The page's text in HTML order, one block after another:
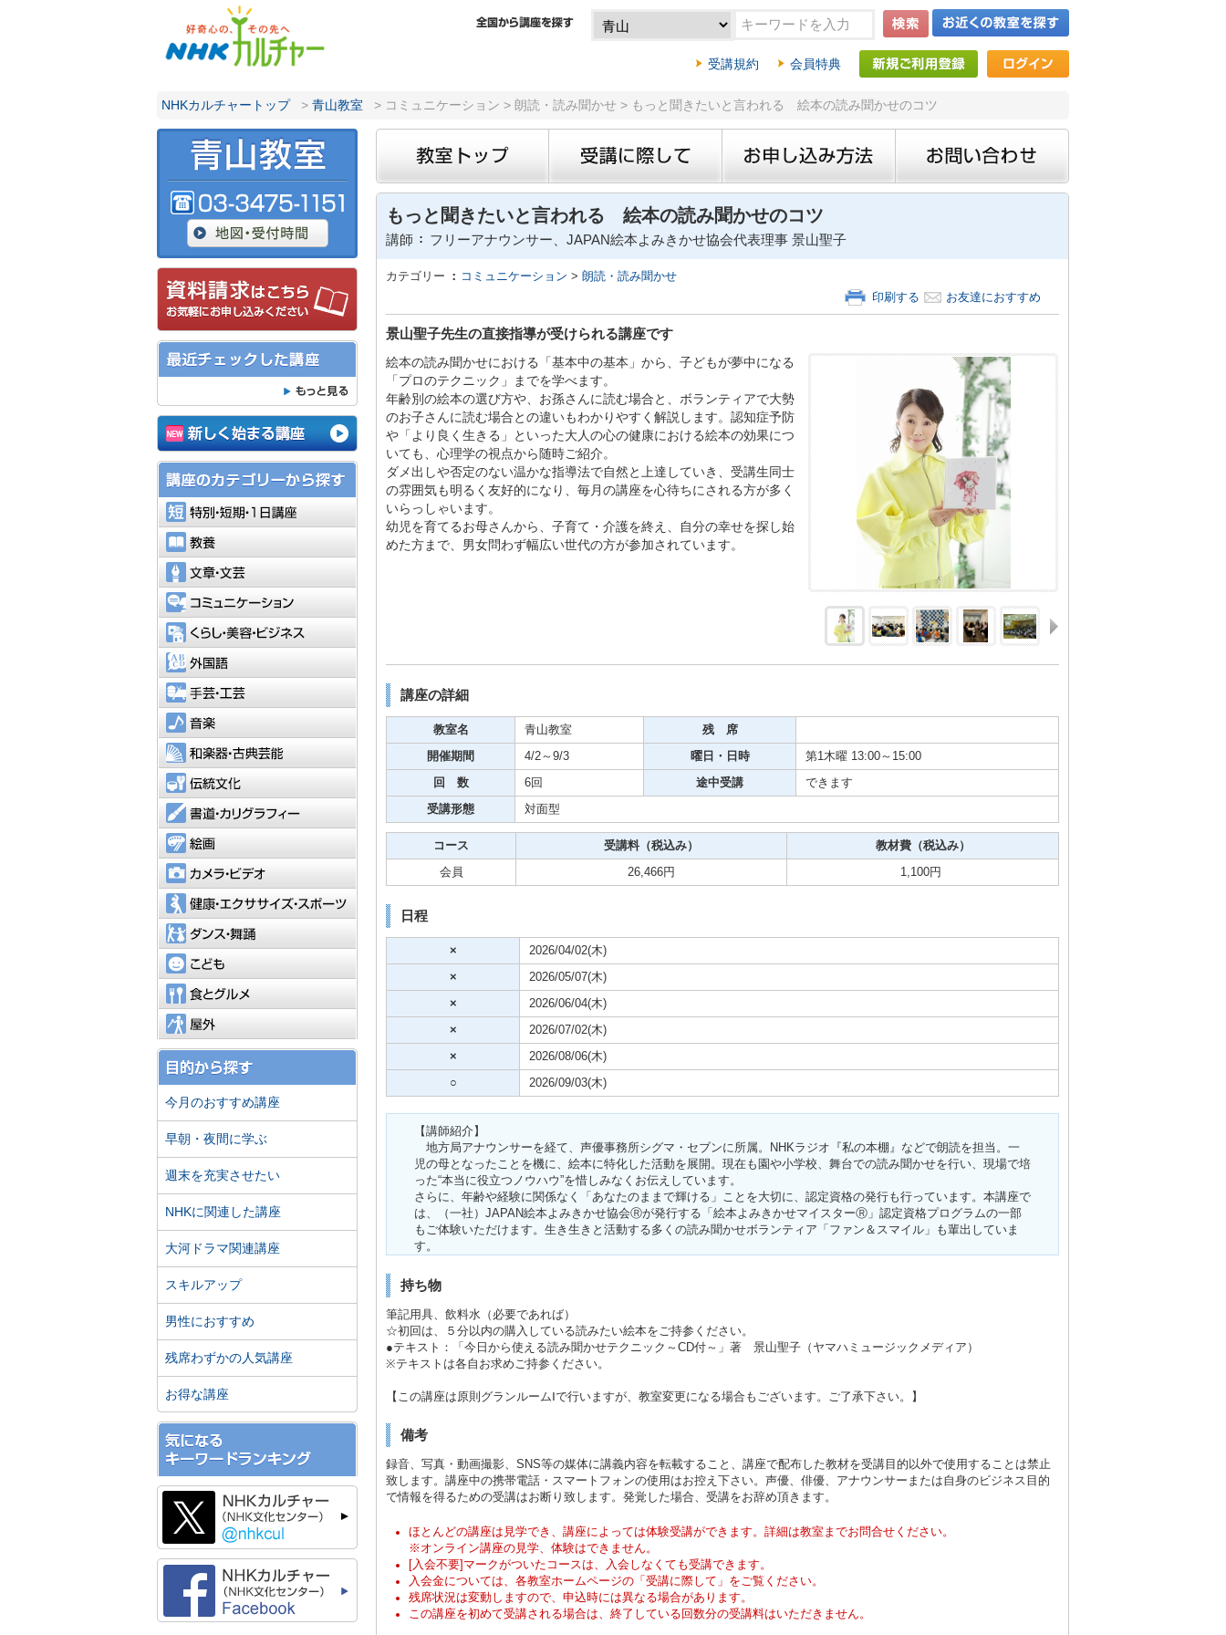
受講規約 会員特典
NHKカルチャートップ > 青山教室 > コミュニケーション > 朗読・読み聞かせ > もっと聞きたいと言われる 絵本の読み聞かせのコツ
もっと聞きたいと言われる 絵本の読み聞かせのコツ
講師 フリーアナウンサー、JAPAN絵本よみきかせ協会代表理事 景山聖子
カテゴリー コミュニケーション > 朗読・読み聞かせ
印刷する
お友達におすすめ
景山聖子先生の直接指導が受けられる講座です
絵本の読み聞かせにおける「基本中の基本」から、子どもが夢中になる
「プロのテクニック」までを学べます。
年齢別の絵本の選び方や、お孫さんに読む場合と、ボランティアで大勢
のお子さんに読む場合との違いもわかりやすく解説します。認知症予防
や「より良く生きる」といった大人の心の健康における絵本の効果につ
いても、心理学の視点から随時ご紹介。
ダメ出しや否定のない温かな指導法で自然と上達していき、受講生同士
の雰囲気も明るく友好的になり、毎月の講座を心待ちにされる方が多く
いらっしゃいます。
幼児を育てるお母さんから、子育て・介護を終え、自分の幸せを探し始
めた方まで、男女問わず幅広い世代の方が参加されています。
講座の詳細
教室名 青山教室 残 席
開催期間 4/2～9/3 曜日・日時 第1木曜 13:00～15:00
回 数 6回 途中受講 できます
受講形態 対面型
コース 受講料（税込み） 教材費（税込み）
会員 26,466円 1,100円
日程
× 2026/04/02(木)
× 2026/05/07(木)
× 2026/06/04(木)
× 2026/07/02(木)
× 2026/08/06(木)
○ 2026/09/03(木)
【講師紹介】
地方局アナウンサーを経て、声優事務所シグマ・セブンに所属。NHKラジオ『私の本棚』などで朗読を担当。一
児の母となったことを機に、絵本に特化した活動を展開。現在も園や小学校、舞台での読み聞かせを行い、現場で培
った“本当に役立つノウハウ”を惜しみなくお伝えしています。
さらに、年齢や経験に関係なく「あなたのままで輝ける」ことを大切に、認定資格の発行も行っています。本講座で
は、（一社）JAPAN絵本よみきかせ協会Ⓡが発行する「絵本よみきかせマイスターⓇ」認定資格プログラムの一部
もご体験いただけます。生き生きと活動する多くの読み聞かせボランティア「ファン＆スマイル」も輩出していま
す。
持ち物
筆記用具、飲料水（必要であれば）
☆初回は、５分以内の購入している読みたい絵本をご持参ください。
●テキスト：「今日から使える読み聞かせテクニック～CD付～」著 景山聖子（ヤマハミュージックメディア）
※テキストは各自お求めご持参ください。
【この講座は原則グランルームⅠで行いますが、教室変更になる場合もございます。ご了承下さい。】
備考
録音、写真・動画撮影、SNS等の媒体に講義内容を転載すること、講座で配布した教材を受講目的以外で使用することは禁止
致します。講座中の携帯電話・スマートフォンの使用はお控え下さい。声優、俳優、アナウンサーまたは自身のビジネス目的
で情報を得るための受講はお断り致します。発覚した場合、受講をお辞め頂きます。
ほとんどの講座は見学でき、講座によっては体験受講ができます。詳細は教室までお問合せください。
※オンライン講座の見学、体験はできません。
[入会不要]マークがついたコースは、入会しなくても受講できます。
入会金については、各教室ホームページの「受講に際して」をご覧ください。
残席状況は変動しますので、申込時には異なる場合があります。
この講座を初めて受講される場合は、終了している回数分の受講料はいただきません。
特別・短期・1日講座
手芸・工芸
和楽器・古典芸能
書道・カリグラフィー
カメラ・ビデオ
ダンス・舞踊
食とグルメ
今月のおすすめ講座
早朝・夜間に学ぶ
週末を充実させたい
NHKに関連した講座
大河ドラマ関連講座
スキルアップ
男性におすすめ
残席わずかの人気講座
お得な講座